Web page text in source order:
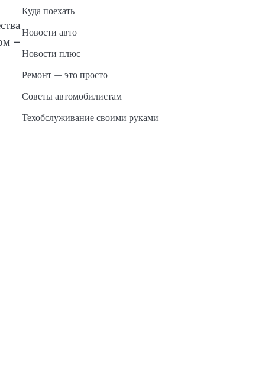
–
Куда поехать
Новости авто
Новости плюс
Ремонт — это просто
Советы автомобилистам
Техобслуживание своими руками